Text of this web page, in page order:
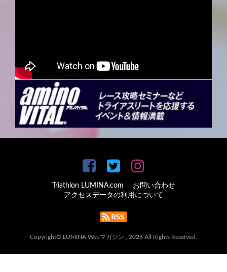
Triathlon LUMINA.com
お問い合わせ
アクセスデータの利用について
Copyright© LUMINA Webマガジン , 2026 All Rights Reserved.